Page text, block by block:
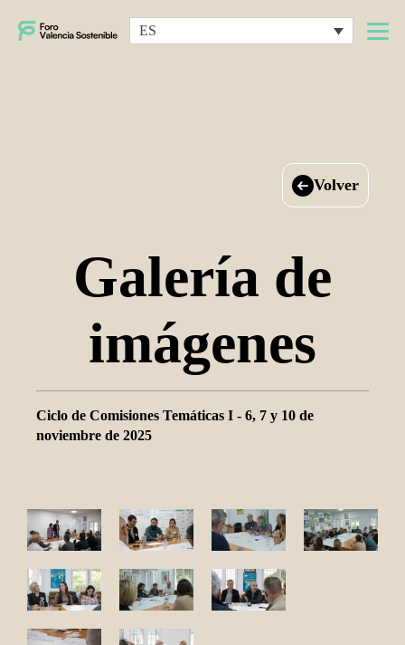
ES
Volver
Galería de
imágenes
Ciclo de Comisiones Temáticas I - 6, 7 y 10 de
noviembre de 2025